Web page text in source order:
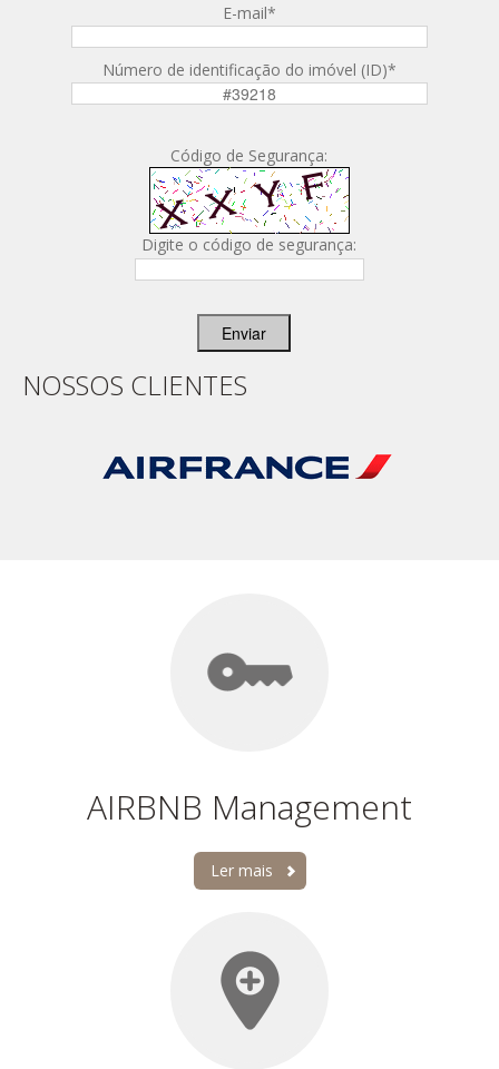
E-mail*
Número de identificação do imóvel (ID)*
Código de Segurança:
Digite o código de segurança:
Enviar
NOSSOS CLIENTES
AIRBNB Management
Ler mais